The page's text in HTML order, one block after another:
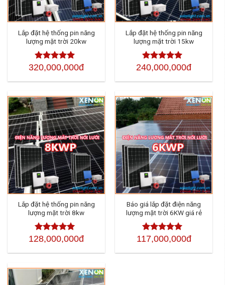
Lắp đặt hệ thống pin năng
lượng mặt trời 20kw
Được xếp
sao
320,000,000đ
Lắp đặt hệ thống pin năng
lượng mặt trời 15kw
Được xếp
sao
240,000,000đ
Lắp đặt hệ thống pin năng
lượng mặt trời 8kw
Được xếp
sao
128,000,000đ
Báo giá lắp đặt điện năng
lượng mặt trời 6KW giá rẻ
Được xếp
5 sao
117,000,000đ